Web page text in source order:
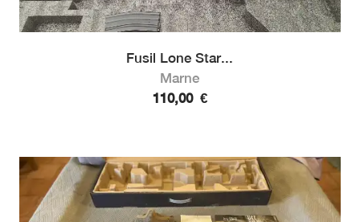
Fusil Lone Star...
Marne
110,00 €